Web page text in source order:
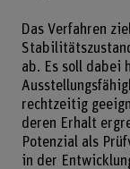
Das Verfahren
ab. Es soll dabei
rechtzeitig
deren Erhalt
Potenzial als
in der